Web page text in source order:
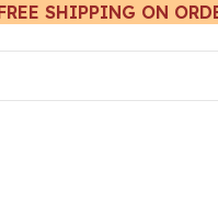
SHIPPING ON